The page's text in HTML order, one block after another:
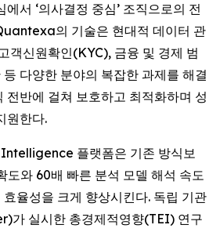
서 ‘의사결정 중심’ 조직으로의 전
의 기술은 현대적 데이터 관
객신원확인(KYC), 금융 및 경제 범
다양한 분야의 복잡한 과제를 해결
전반에 걸쳐 보호하고 최적화하며 성
원한다.
플랫폼은 기존 방식보
도와 60배 빠른 분석 모델 해석 속도
율성을 크게 향상시킨다. 독립 기관
가 실시한 총경제적영향(TEI) 연구